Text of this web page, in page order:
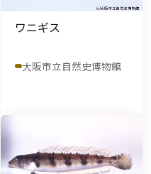
ワニギス
大阪市立自然史博物館